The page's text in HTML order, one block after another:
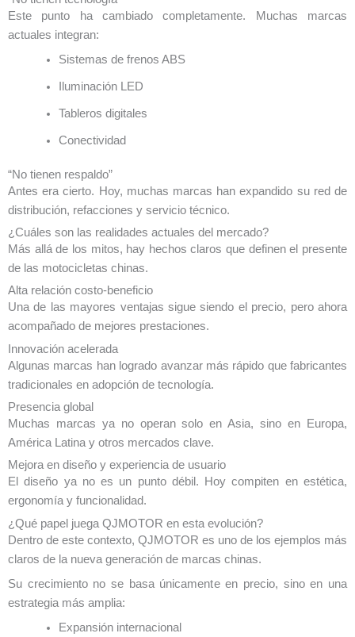
Este punto ha cambiado completamente. Muchas marcas
actuales integran:
Sistemas de frenos ABS
Iluminación LED
Tableros digitales
Conectividad
“No tienen respaldo”
Antes era cierto. Hoy, muchas marcas han expandido su red de
distribución, refacciones y servicio técnico.
¿Cuáles son las realidades actuales del mercado?
Más allá de los mitos, hay hechos claros que definen el presente
de las motocicletas chinas.
Alta relación costo-beneficio
Una de las mayores ventajas sigue siendo el precio, pero ahora
acompañado de mejores prestaciones.
Innovación acelerada
Algunas marcas han logrado avanzar más rápido que fabricantes
tradicionales en adopción de tecnología.
Presencia global
Muchas marcas ya no operan solo en Asia, sino en Europa,
América Latina y otros mercados clave.
Mejora en diseño y experiencia de usuario
El diseño ya no es un punto débil. Hoy compiten en estética,
ergonomía y funcionalidad.
¿Qué papel juega QJMOTOR en esta evolución?
Dentro de este contexto, QJMOTOR es uno de los ejemplos más
claros de la nueva generación de marcas chinas.
Su crecimiento no se basa únicamente en precio, sino en una
estrategia más amplia:
Expansión internacional